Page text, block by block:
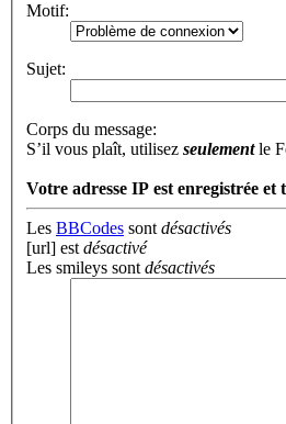
Motif:
Sujet:
Corps du message:
S’il vous plaît, utilisez seulementle
Votre adresse ΙΡ est enregistrée
Les BBCodes sontdésactivés
[url] estdésactivé
Les smileys sontdésactivés